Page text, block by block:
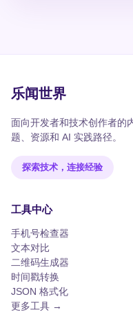
乐闻世界
面向开发者和技术创作者的
题、资源和 AI 实践路径。
探索技术，连接经验
工具中心
手机号检查器
文本对比
二维码生成器
时间戳转换
JSON 格式化
更多工具 →